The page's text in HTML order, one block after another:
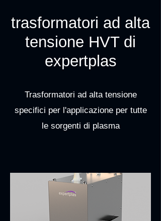
trasformatori ad alta
tensione HVT di
expertplas
Trasformatori ad alta tensione
specifici per l'applicazione per tutte
le sorgenti di plasma